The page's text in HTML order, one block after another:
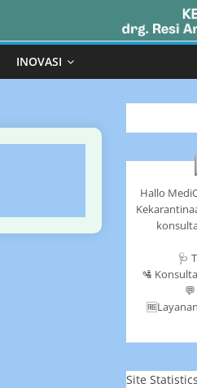
INOVASI
Hallo
🩺
🛂
Site Statistics